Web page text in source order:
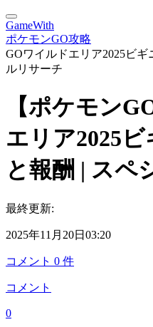
GameWith
ポケモンGO攻略
GOワイルドエリア2025ビ
ルリサーチ
【ポケモン
エリア2025
と報酬 | スペ
最終更新:
2025年11月20日03:20
コメント 0 件
コメント
0